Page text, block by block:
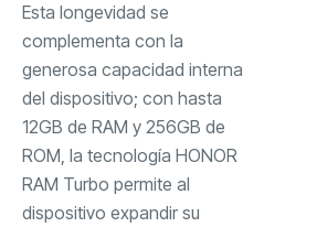
Esta longevidad se
complementa con la
generosa capacidad interna
del dispositivo; con hasta
12GB de RAM y 256GB de
ROM, la tecnología HONOR
RAM Turbo permite al
dispositivo expandir su